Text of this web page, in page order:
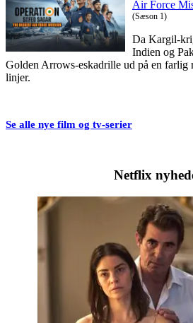
Air Force
(Sæson 1)
Da Kargil-
Indien og
Golden Arrows-eskadrille ud på en farlig
linjer.
Se alle nye film og tv-serier
Netflix